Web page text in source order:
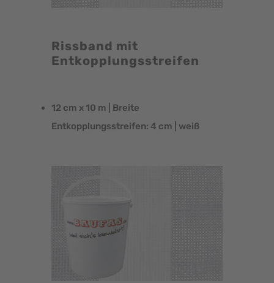
Rissband mit
Entkopplungsstreifen
12 cm x 10 m | Breite
Entkopplungsstreifen: 4 cm | weiß